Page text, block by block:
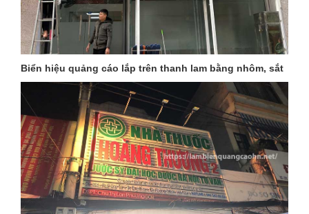
Biển hiệu quảng cáo lắp trên thanh lam bằng nhôm, sắt